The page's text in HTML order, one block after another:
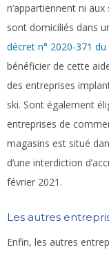
n’appartiennent ni
sont domiciliés dans
décret n° 2020-371
bénéficier de cette
des entreprises
ski. Sont également
entreprises de
magasins est situé
d’une interdiction
février 2021.
Les autres
Enfin, les autres